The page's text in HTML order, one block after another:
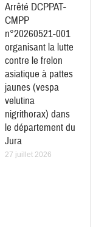
Arrêté DCPPAT-
CMPP
n°20260521-001
organisant la lutte
contre le frelon
asiatique à pattes
jaunes (vespa
velutina
nigrithorax) dans
le département du
Jura
27 juillet 2026